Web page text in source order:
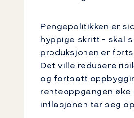
Pengepolitikken er
hyppige skritt - skal
produksjonen er
Det ville redusere
og fortsatt
renteoppgangen
inflasjonen tar seg